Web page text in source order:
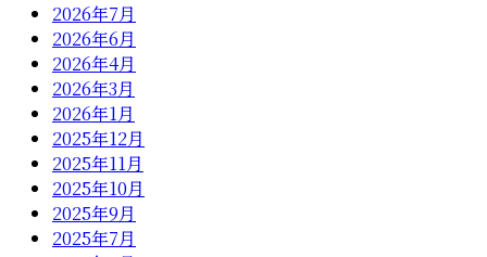
2026年7月
2026年6月
2026年4月
2026年3月
2026年1月
2025年12月
2025年11月
2025年10月
2025年9月
2025年7月